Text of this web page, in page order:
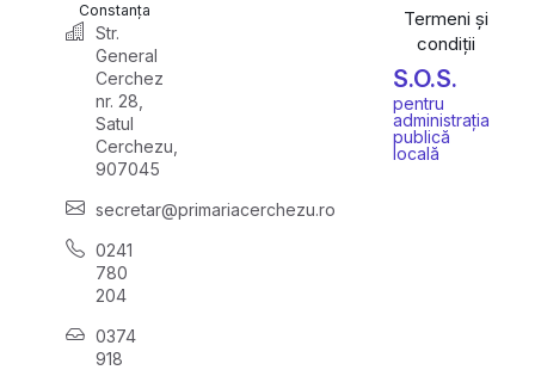
Constanța
Str.
General
Cerchez
nr. 28,
Satul
Cerchezu,
907045
secretar@primariacerchezu.ro
0241
780
204
0374
918
Termeni și
condiții
S.O.S.
pentru
administrația
publică
locală